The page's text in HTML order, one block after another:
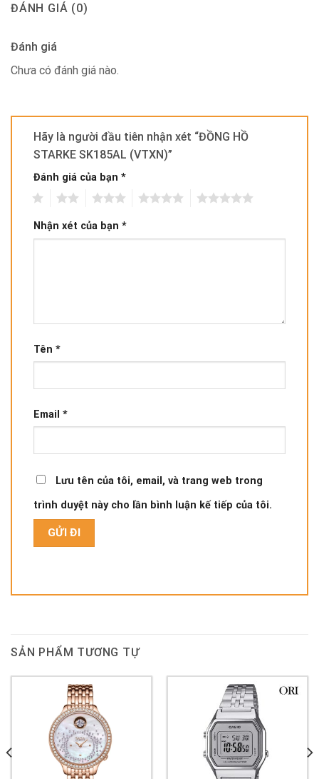
ĐÁNH GIÁ (0)
Đánh giá
Chưa có đánh giá nào.
Hãy là người đầu tiên nhận xét “ĐỒNG HỒ
STARKE SK185AL (VTXN)”
Đánh giá của bạn *
Nhận xét của bạn *
Tên *
Email *
Lưu tên của tôi, email, và trang web trong
trình duyệt này cho lần bình luận kế tiếp của tôi.
SẢN PHẨM TƯƠNG TỰ